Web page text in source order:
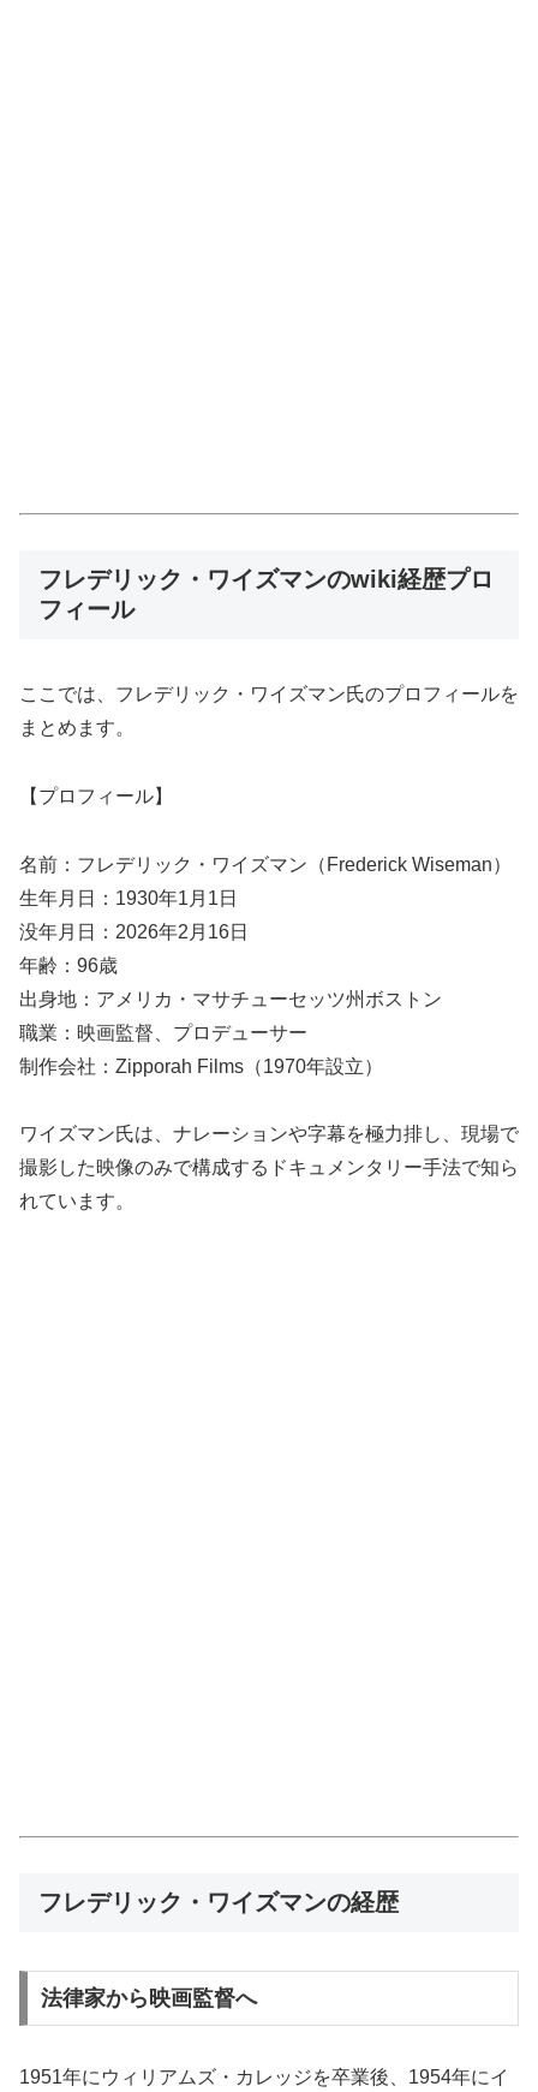
フレデリック・ワイズマンのwiki経歴プロ
フィール
ここでは、フレデリック・ワイズマン氏のプロフィールを
まとめます。
【プロフィール】
名前：フレデリック・ワイズマン（Frederick Wiseman）
生年月日：1930年1月1日
没年月日：2026年2月16日
年齢：96歳
出身地：アメリカ・マサチューセッツ州ボストン
職業：映画監督、プロデューサー
制作会社：Zipporah Films（1970年設立）
ワイズマン氏は、ナレーションや字幕を極力排し、現場で
撮影した映像のみで構成するドキュメンタリー手法で知ら
れています。
フレデリック・ワイズマンの経歴
法律家から映画監督へ
1951年にウィリアムズ・カレッジを卒業後、1954年にイ